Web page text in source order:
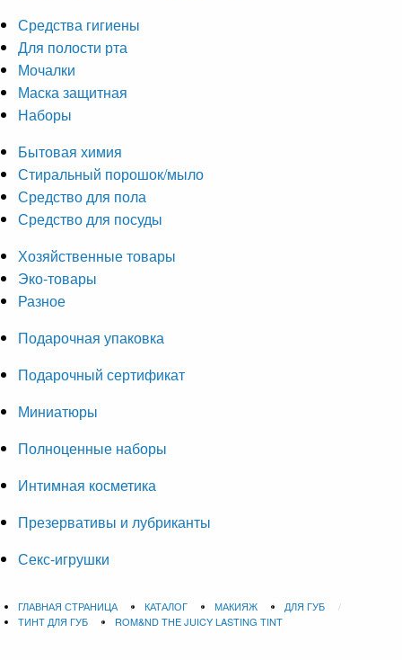
Средства гигиены
Для полости рта
Мочалки
Маска защитная
Наборы
Бытовая химия
Стиральный порошок/мыло
Средство для пола
Средство для посуды
Хозяйственные товары
Эко-товары
Разное
Подарочная упаковка
Подарочный сертификат
Миниатюры
Полноценные наборы
Интимная косметика
Презервативы и лубриканты
Секс-игрушки
ГЛАВНАЯ СТРАНИЦА КАТАЛОГ МАКИЯЖ
ДЛЯ ГУБ
ТИНТ ДЛЯ ГУБ
ROM&ND THE JUICY LASTING TINT